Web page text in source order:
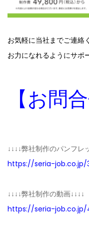
お気軽に当社までご連絡
お力になれるようにサポ
【お問
↓↓↓↓弊社制作のパンフレ
https://seria-job.co.jp/
↓↓↓↓弊社制作の動画↓↓↓↓
https://seria-